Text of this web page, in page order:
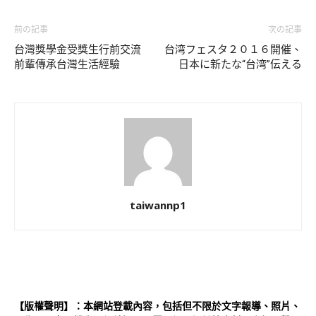
前の記事
台灣獎學金受獎生行前交流
前輩傳承台灣生活經驗
次の記事
台湾フェスタ２０１６開催、
日本に新たな“台湾”伝える
taiwannp1
【版權聲明】：本網站登載內容，包括但不限於文字報導、照片、